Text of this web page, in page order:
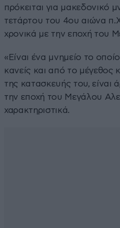
πρόκειται για μακεδονικό
τετάρτου του 4ου αιώνα
χρονικά με την εποχή του
«Είναι ένα μνημείο το
κανείς και από το μέγεθος
της κατασκευής του, είναι
την εποχή του Μεγάλου
χαρακτηριστικά.